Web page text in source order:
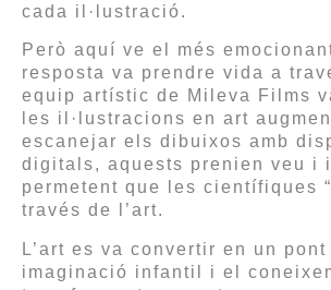
cada il·lustració.
Però aquí ve el més
resposta va prendre vida a
equip artístic de Mileva Films
les il·lustracions en art
escanejar els dibuixos amb
digitals, aquests prenien veu i
permetent que les científiques
través de l’art.
L’art es va convertir en un
imaginació infantil i el